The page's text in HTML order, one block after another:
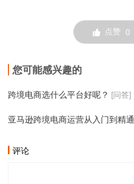
点赞 0
您可能感兴趣的
跨境电商选什么平台好呢？ [问答]
亚马逊跨境电商运营从入门到精通
评论